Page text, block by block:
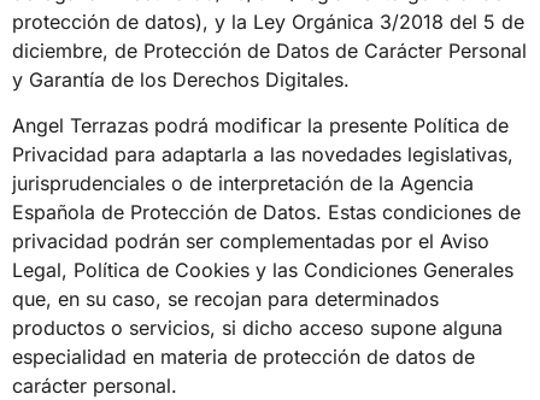
protección de datos), y la Ley Orgánica 3/2018 del 5 de
diciembre, de Protección de Datos de Carácter Personal
y Garantía de los Derechos Digitales.
Angel Terrazas podrá modificar la presente Política de
Privacidad para adaptarla a las novedades legislativas,
jurisprudenciales o de interpretación de la Agencia
Española de Protección de Datos. Estas condiciones de
privacidad podrán ser complementadas por el Aviso
Legal, Política de Cookies y las Condiciones Generales
que, en su caso, se recojan para determinados
productos o servicios, si dicho acceso supone alguna
especialidad en materia de protección de datos de
carácter personal.